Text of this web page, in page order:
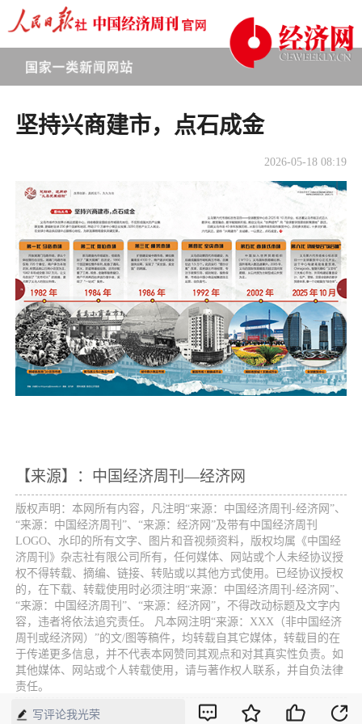
坚持兴商建市，点石成金
2026-05-18 08:19
【来源】：中国经济周刊—经济网
版权声明：本网所有内容，凡注明“来源：中国经济周刊-经济网”、
“来源：中国经济周刊”、“来源：经济网”及带有中国经济周刊
LOGO、水印的所有文字、图片和音视频资料，版权均属《中国经
济周刊》杂志社有限公司所有，任何媒体、网站或个人未经协议授
权不得转载、摘编、链接、转贴或以其他方式使用。已经协议授权
的，在下载、转载使用时必须注明“来源：中国经济周刊-经济网”、
“来源：中国经济周刊”、“来源：经济网”，不得改动标题及文字内
容，违者将依法追究责任。 凡本网注明“来源：XXX（非中国经济
周刊或经济网）”的文/图等稿件，均转载自其它媒体，转载目的在
于传递更多信息，并不代表本网赞同其观点和对其真实性负责。如
其他媒体、网站或个人转载使用，请与著作权人联系，并自负法律
责任。
写评论我光荣